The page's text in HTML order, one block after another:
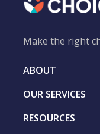
Make the right
ABOUT
OUR SERVICES
RESOURCES